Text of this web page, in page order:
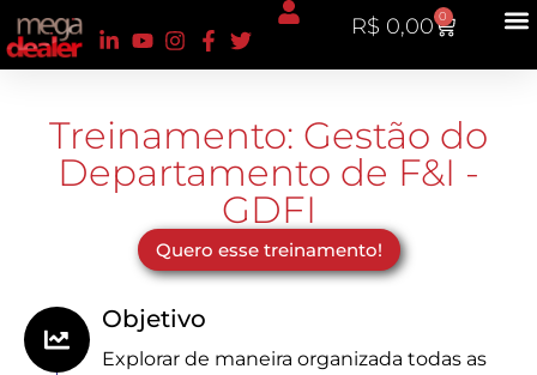
R$ 0,00 0
Treinamento: Gestão do
Departamento de F&I -
GDFI
Quero esse treinamento!
Objetivo
Explorar de maneira organizada todas as